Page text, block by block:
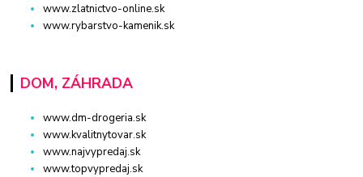
www.zlatnictvo-online.sk
www.rybarstvo-kamenik.sk
DOM, ZÁHRADA
www.dm-drogeria.sk
www.kvalitnytovar.sk
www.najvypredaj.sk
www.topvypredaj.sk